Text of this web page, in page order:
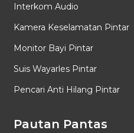
Interkom Audio
Kamera Keselamatan Pintar
Monitor Bayi Pintar
Suis Wayarles Pintar
Pencari Anti Hilang Pintar
Pautan Pantas